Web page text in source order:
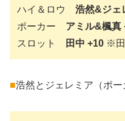
ハイ＆ロウ 浩然&ジェ
ポーカー アミル&楓真
スロット
田中 +10 ※田
■浩然とジェレミア（ポー